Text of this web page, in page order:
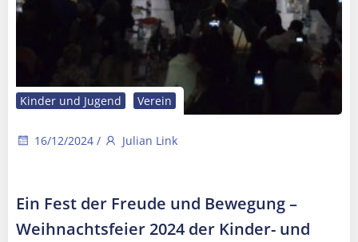
Kinder und Jugend Verein
16/12/2024 / Julian Link
Ein Fest der Freude und Bewegung –
Weihnachtsfeier 2024 der Kinder- und